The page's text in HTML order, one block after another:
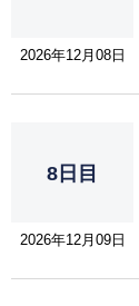
2026年12月08日
8日目
2026年12月09日